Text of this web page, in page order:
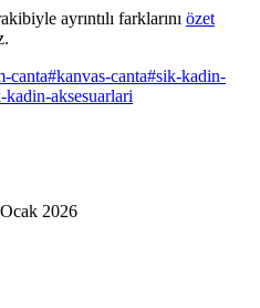
ayrıntılı farklarını özet
canta#kanvas-canta#sik-kadin-
kadin-aksesuarlari
2026